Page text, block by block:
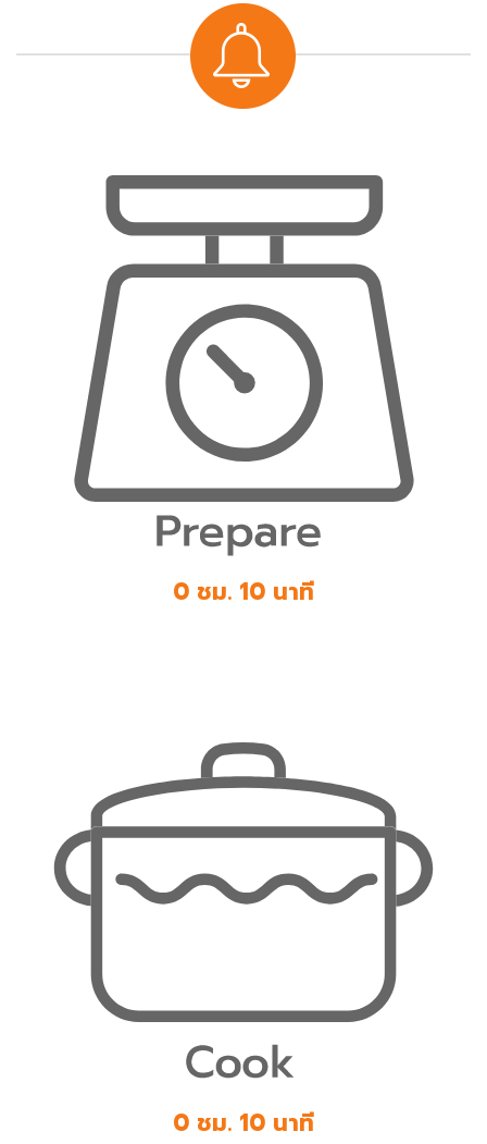
0 ชม. 10 นาที
0 ชม. 10 นาที